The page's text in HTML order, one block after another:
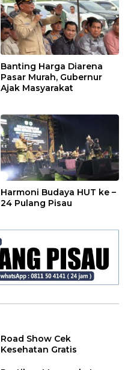
Banting Harga Diarena
Pasar Murah, Gubernur
Ajak Masyarakat
Harmoni Budaya HUT ke –
24 Pulang Pisau
Road Show Cek
Kesehatan Gratis